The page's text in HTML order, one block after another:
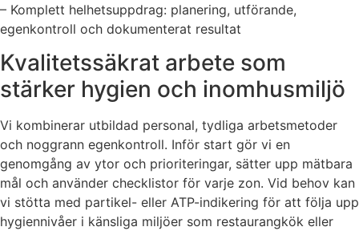
– Komplett helhetsuppdrag: planering, utförande,
egenkontroll och dokumenterat resultat
Kvalitetssäkrat arbete som
stärker hygien och inomhusmiljö
Vi kombinerar utbildad personal, tydliga arbetsmetoder
och noggrann egenkontroll. Inför start gör vi en
genomgång av ytor och prioriteringar, sätter upp mätbara
mål och använder checklistor för varje zon. Vid behov kan
vi stötta med partikel- eller ATP-indikering för att följa upp
hygiennivåer i känsliga miljöer som restaurangkök eller